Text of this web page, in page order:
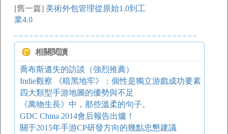
[舊一篇] 美術外包管理從原始1.0到工
業4.0
相關閱讀
喬布斯遺失的訪談（強烈推薦）
Indie觀察 《暗黑地牢》：個性是獨立游戲成功要素
四大類型手游地圖的優勢與不足
《萬物生長》中，那些溫柔的句子。
GDC China 2014會后報告出爐！
關于2015年手游CP研發方向的幾點忠懇建議